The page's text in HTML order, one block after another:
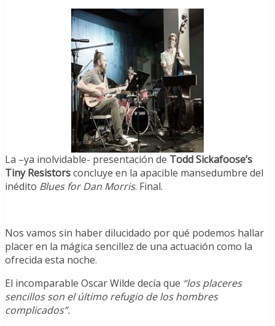
La –ya inolvidable- presentación de Todd Sickafoose’s
Tiny Resistorsconcluye en la apacible mansedumbre del
inédito Blues for Dan Morris. Final.
Nos vamos sin haber dilucidado por qué podemos hallar
placer en la mágica sencillez de una actuación como la
ofrecida esta noche.
El incomparable Oscar Wilde decía que “los placeres
sencillos son el último refugio de los hombres
complicados”.